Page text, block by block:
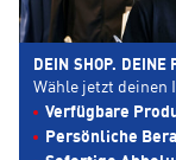
DEIN SHOP. DEINE
Wähle jetzt deinen
Verfügbare
Persönliche